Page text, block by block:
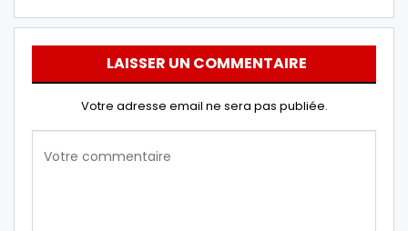
LAISSER UN COMMENTAIRE
Votre adresse email ne sera pas publiée.